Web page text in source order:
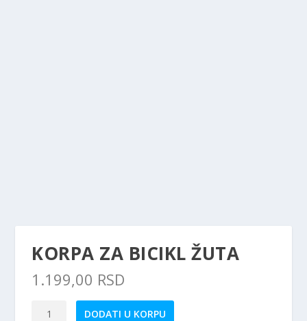
KORPA ZA BICIKL ŽUTA
1.199,00 RSD
DODATI U KORPU